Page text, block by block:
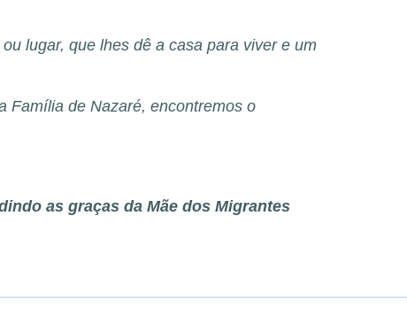
lugar, que lhes dê a casa para viver e um
Família de Nazaré, encontremos o
as graças da Mãe dos Migrantes